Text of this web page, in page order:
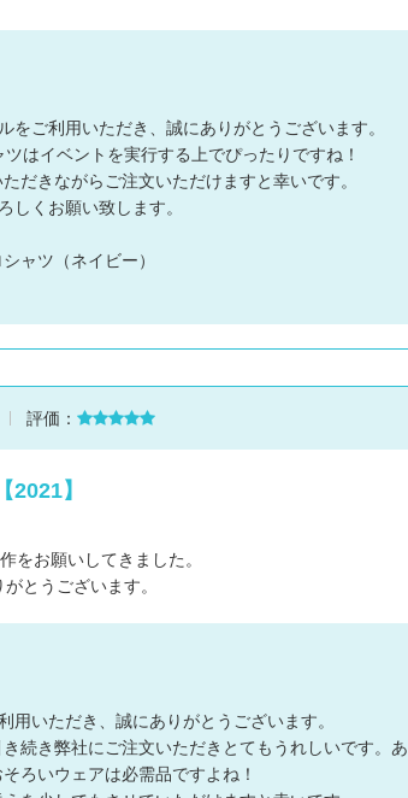
をご利用いただき、誠にありがとうございます。
はイベントを実行する上でぴったりですね！
だきながらご注文いただけますと幸いです。
しくお願い致します。
ャツ（ネイビー）
評価：
】
をお願いしてきました。
とうございます。
用いただき、誠にありがとうございます。
続き弊社にご注文いただきとてもうれしいです。あ
ろいウェアは必需品ですよね！